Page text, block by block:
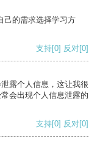
己的需求选择学习方
支持[0] 反对[0]
露个人信息，这让我很
会出现个人信息泄露的
支持[0] 反对[0]